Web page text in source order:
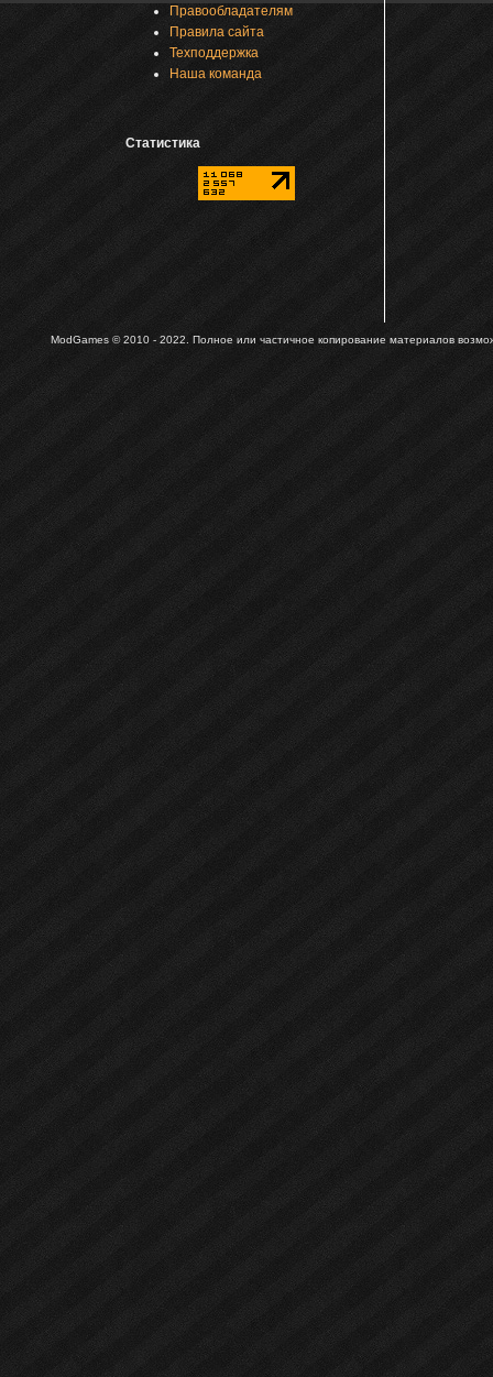
Правообладателям
Правила сайта
Техподдержка
Наша команда
Статистика
ModGames © 2010 - 2022. Полное или частичное копирование материалов